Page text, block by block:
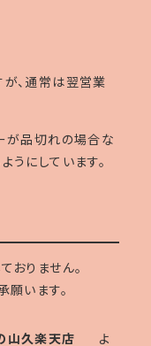
、通常は翌営業
が品切れの場合な
にしています。
おりません。
います。
山久楽天店 よ